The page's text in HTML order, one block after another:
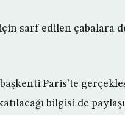
sarf edilen çabalara
başkenti Paris’te
bilgisi de